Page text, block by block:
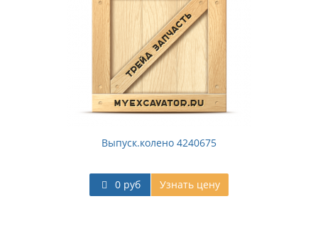
Выпуск.колено 4240675
0 руб Узнать цену